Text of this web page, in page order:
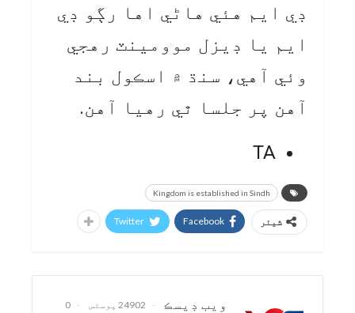
ڊي ايم هئي هاڻي اها رڳو ڊي
ايم يا ڊيزل موومينٽ رهجي
وئي آهي، سنڌ ۾ اسڪول بند
آهن پر جلسا ٿي رهيا آهن.
TA
Kingdom is established in Sindh
شیئر Facebook
Twitter
ويب ڊيسڪ 24902 پوسٹس
0